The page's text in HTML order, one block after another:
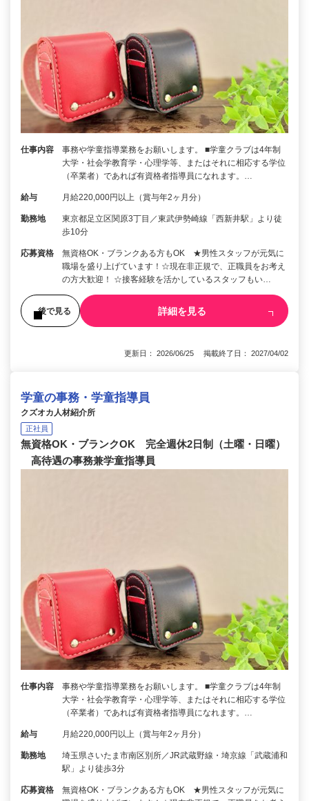
仕事内容
事務や学童指導業務をお願いします。 ■学童クラブは4年制
大学・社会学教育学・心理学等、またはそれに相応する学位
（卒業者）であれば有資格者指導員になれます。…
給与 月給220,000円以上（賞与年2ヶ月分）
勤務地
東京都足立区関原3丁目／東武伊勢崎線「西新井駅」より徒
歩10分
応募資格
無資格OK・ブランクある方もOK ★男性スタッフが元気に
職場を盛り上げています！☆現在非正規で、正職員をお考え
の方大歓迎！ ☆接客経験を活かしているスタッフもい…
後で見る 詳細を見る
更新日： 2026/06/25 掲載終了日： 2027/04/02
学童の事務・学童指導員
クズオカ人材紹介所
正社員
無資格OK・ブランクOK 完全週休2日制（土曜・日曜）
高待遇の事務兼学童指導員
仕事内容
事務や学童指導業務をお願いします。 ■学童クラブは4年制
大学・社会学教育学・心理学等、またはそれに相応する学位
（卒業者）であれば有資格者指導員になれます。…
給与 月給220,000円以上（賞与年2ヶ月分）
勤務地
埼玉県さいたま市南区別所／JR武蔵野線・埼京線「武蔵浦和
駅」より徒歩3分
応募資格
無資格OK・ブランクある方もOK ★男性スタッフが元気に